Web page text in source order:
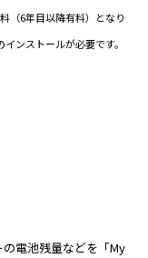
（6年目以降有料）となり
ンストールが必要です。
電池残量などを「My